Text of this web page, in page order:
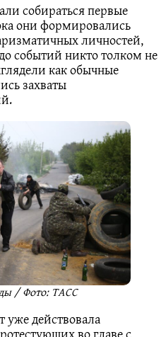
собираться первые
они формировались
личностей,
событий никто толком не
как обычные
захваты
/ Фото: ТАСС
уже действовала